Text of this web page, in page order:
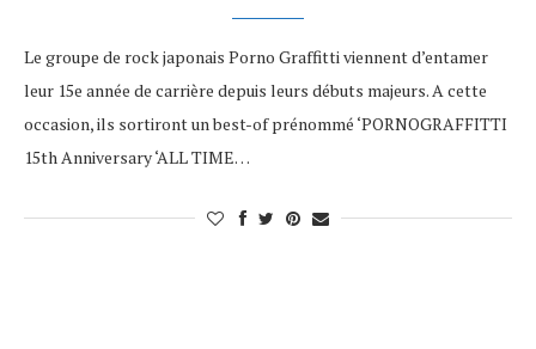
Le groupe de rock japonais Porno Graffitti viennent d’entamer
leur 15e année de carrière depuis leurs débuts majeurs. A cette
occasion, ils sortiront un best-of prénommé ‘PORNOGRAFFITTI
15th Anniversary ‘ALL TIME…